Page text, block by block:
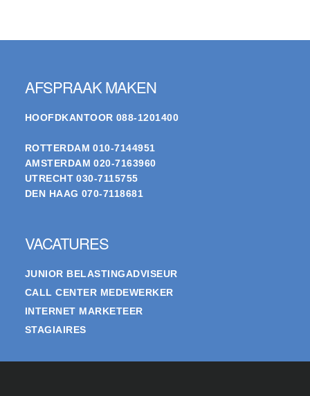
AFSPRAAK MAKEN
HOOFDKANTOOR 088-1201400
ROTTERDAM 010-7144951
AMSTERDAM 020-7163960
UTRECHT 030-7115755
DEN HAAG 070-7118681
VACATURES
JUNIOR BELASTINGADVISEUR
CALL CENTER MEDEWERKER
INTERNET MARKETEER
STAGIAIRES